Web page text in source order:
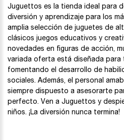
Juguettos es la tienda ideal para
diversión y aprendizaje para los
amplia selección de juguetes de
clásicos juegos educativos y
novedades en figuras de acción,
variada oferta está diseñada para
fomentando el desarrollo de
sociales. Además, el personal
siempre dispuesto a asesorarte
perfecto. Ven a Juguettos y
niños. ¡La diversión nunca termina!